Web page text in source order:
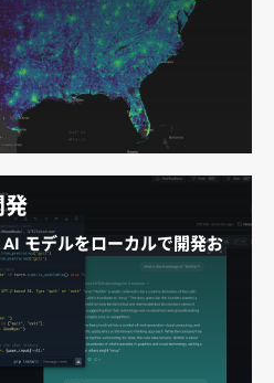
ト メモリを活用し、大規模
、データ サイエンスのエン
ーを高速化します。
発
モデルをローカルで開発お
ト メモリと最大 20
力を備えた DGX Station
の AI モデルやエージェント